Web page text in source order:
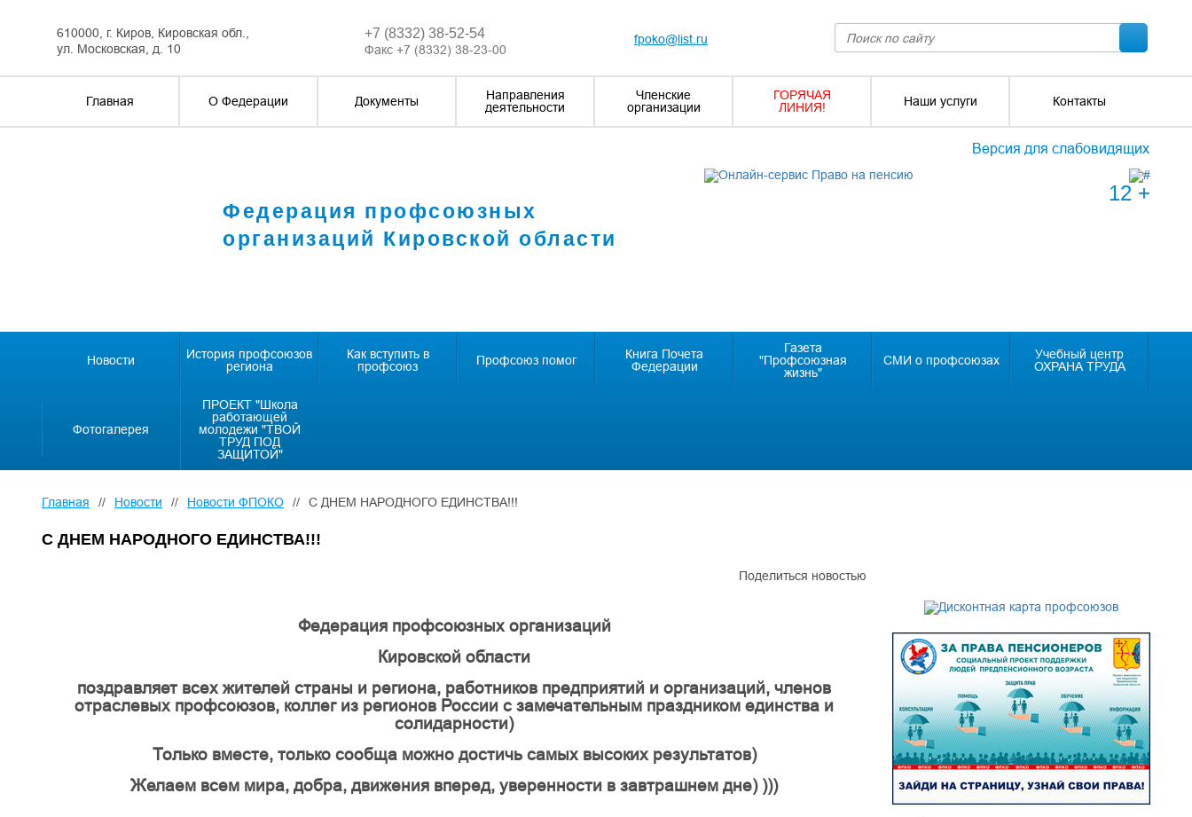
610000, г. Киров, Кировская обл.,
ул. Московская, д. 10
+7 (8332) 38-52-54
Факс +7 (8332) 38-23-00
fpoko@list.ru
Главная О Федерации Документы
Направления
деятельности
Членские
организации
ГОРЯЧАЯ
ЛИНИЯ!
Наши услуги Контакты
Версия для слабовидящих
Федерация профсоюзных
организаций Кировской области
12 +
Новости
История профсоюзов
региона
Как вступить в
профсоюз
Профсоюз помог
Книга Почета
Федерации
Газета
"Профсоюзная
жизнь"
СМИ о профсоюзах
Учебный центр
ОХРАНА ТРУДА
Фотогалерея
ПРОЕКТ "Школа
работающей
молодежи "ТВОЙ
ТРУД ПОД
ЗАЩИТОЙ"
Главная // Новости // Новости ФПОКО // С ДНЕМ НАРОДНОГО ЕДИНСТВА!!!
С ДНЕМ НАРОДНОГО ЕДИНСТВА!!!
Поделиться новостью
Федерация профсоюзных организаций
Кировской области
поздравляет всех жителей страны и региона, работников предприятий и организаций, членов
отраслевых профсоюзов, коллег из регионов России с замечательным праздником единства и
солидарности)
Только вместе, только сообща можно достичь самых высоких результатов)
Желаем всем мира, добра, движения вперед, уверенности в завтрашнем дне) )))